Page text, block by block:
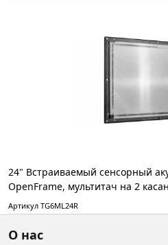
24" Встраиваемый сенсорный
OpenFrame, мультитач на 2
Артикул TG6ML24R
О нас